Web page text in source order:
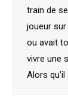
train de
joueur sur
ou avait
vivre une
Alors